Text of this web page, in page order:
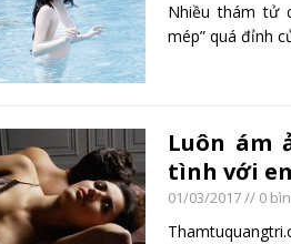
Nhiều thám tử
mép” quá đỉnh
Luôn ám
tình với
01/03/2017// 0